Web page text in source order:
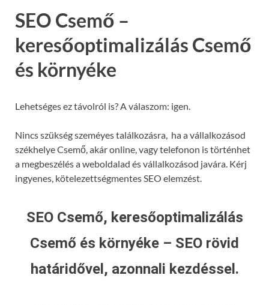
SEO Csemő –
keresőoptimalizálás Csemő
és környéke
Lehetséges ez távolról is? A válaszom: igen.
Nincs szükség szeméyes találkozásra, ha a vállalkozásod
székhelye Csemő, akár online, vagy telefonon is történhet
a megbeszélés a weboldalad és vállalkozásod javára. Kérj
ingyenes, kötelezettségmentes SEO elemzést.
SEO Csemő, keresőoptimalizálás
Csemő és környéke – SEO rövid
határidővel, azonnali kezdéssel.